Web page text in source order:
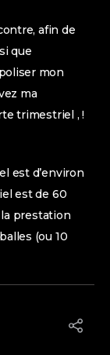
afin de
que
mon
ma
trimestriel , !
est d’environ
est de 60
prestation
(ou 10